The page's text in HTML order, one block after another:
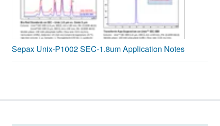
Sepax Unix-P1002 SEC-1.8um Application Notes